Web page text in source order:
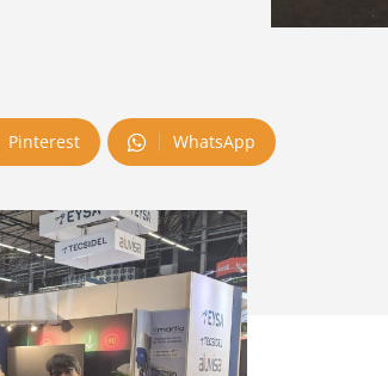
Pinterest WhatsApp